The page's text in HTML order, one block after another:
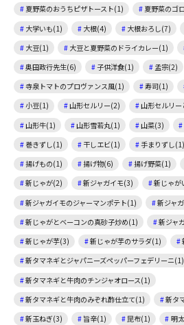
夏野菜のおうちピザトースト(1)
夏野菜のゴ
大学いも(1)
大根(4) 大根おろし(7)
大豆(1)
大豆と夏野菜のドライカレー(1)
奥田政行先生(6)
子供洋食(1) 孟宗(2)
寺泉トマトのプロヴァンス風(1)
寿司(1)
小豆(1)
山形セルリー(2)
山形セルリ
山形牛(1)
山形雪若丸(1) 山菜(3)
巻きずし(1)
干しエビ(1) 手まりずし(1)
揚げもの(1)
揚げ物(6) 揚げ野菜(1)
新じゃが(2)
新ジャガイモ(3)
新じゃが
新ジャガイモのジャーマンポテト(1)
新ジャ
新じゃがとベーコンの真砂子炒め(1)
新ジャ
新じゃが芋(3)
新じゃが芋のサラダ(1)
新タマネギとジャパニーズペッパーフェデリーニ(1)
新タマネギと牛肉のチンジャオロース(1)
新タマネギと牛肉のみぞれ酢仕立て(1)
新タ
新玉ねぎ(3)
旨辛(1) 昆布(1) 明